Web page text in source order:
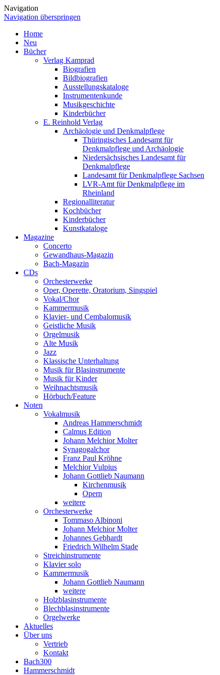
Navigation
Navigation überspringen
Home
Neu
Bücher
Verlag Kamprad
Biografien
Bildbiografien
Ausstellungskataloge
Instrumentenkunde
Musikgeschichte
Kinderbücher
E. Reinhold Verlag
Archäologie und Denkmalpflege
Thüringisches Landesamt für
Denkmalpflege und Archäologie
Niedersächsisches Landesamt für
Denkmalpflege
Landesamt für Denkmalpflege Sachsen
LVR-Amt für Denkmalpflege im
Rheinland
Regionalliteratur
Kochbücher
Kinderbücher
Kunstkataloge
Magazine
Concerto
Gewandhaus-Magazin
Bach-Magazin
CDs
Orchesterwerke
Oper, Operette, Oratorium, Singspiel
Vokal/Chor
Kammermusik
Klavier- und Cembalomusik
Geistliche Musik
Orgelmusik
Alte Musik
Jazz
Klassische Unterhaltung
Musik für Blasinstrumente
Musik für Kinder
Weihnachtsmusik
Hörbuch/Feature
Noten
Vokalmusik
Andreas Hammerschmidt
Calmus Edition
Johann Melchior Molter
Synagogalchor
Franz Paul Kröhne
Melchior Vulpius
Johann Gottlieb Naumann
Kirchenmusik
Opern
weitere
Orchesterwerke
Tommaso Albinoni
Johann Melchior Molter
Johannes Gebhardt
Friedrich Wilhelm Stade
Streichinstrumente
Klavier solo
Kammermusik
Johann Gottlieb Naumann
weitere
Holzblasinstrumente
Blechblasinstrumente
Orgelwerke
Aktuelles
Über uns
Vertrieb
Kontakt
Bach300
Hammerschmidt